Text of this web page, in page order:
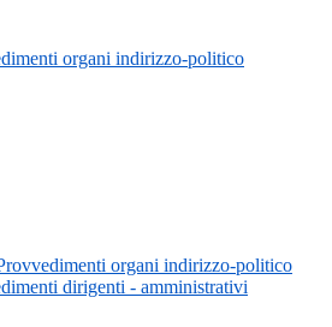
organi indirizzo-politico
organi indirizzo-politico
dirigenti - amministrativi